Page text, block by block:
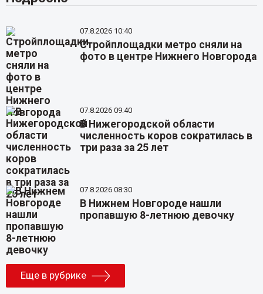
07.8.2026 10:40
Стройплощадки метро сняли на
фото в центре Нижнего Новгорода
07.8.2026 09:40
В Нижегородской области
численность коров сократилась в
три раза за 25 лет
07.8.2026 08:30
В Нижнем Новгороде нашли
пропавшую 8-летнюю девочку
Еще в рубрике